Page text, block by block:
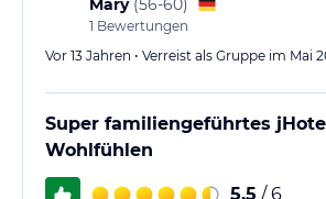
Das Personal könnte etwas
Rezeption.
Mary (56-60)
1 Bewertungen
Vor 13 Jahren • Verreist als Gruppe im Mai
Super familiengeführtes
Wohlfühlen
5,5 / 6